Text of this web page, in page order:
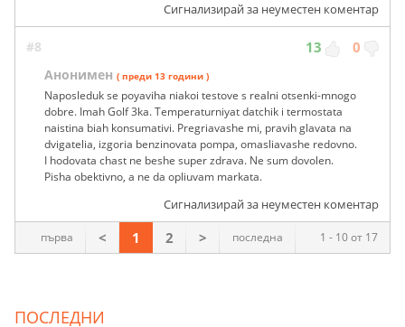
Сигнализирай за неуместен коментар
#8 13 0
Анонимен ( преди 13 години )
Naposleduk se poyaviha niakoi testove s realni otsenki-mnogo
dobre. Imah Golf 3ka. Temperaturniyat datchik i termostata
naistina biah konsumativi. Pregriavashe mi, pravih glavata na
dvigatelia, izgoria benzinovata pompa, omasliavashe redovno.
I hodovata chast ne beshe super zdrava. Ne sum dovolen.
Pisha obektivno, a ne da opliuvam markata.
Сигнализирай за неуместен коментар
1 - 10 от 17
първа < 1 2 > последна
ПОСЛЕДНИ